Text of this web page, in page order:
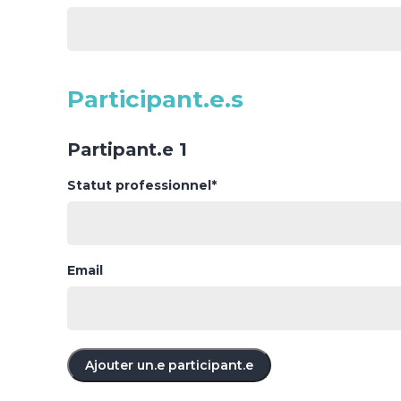
Participant.e.s
Partipant.e 1
Statut professionnel*
Email
Ajouter un.e participant.e